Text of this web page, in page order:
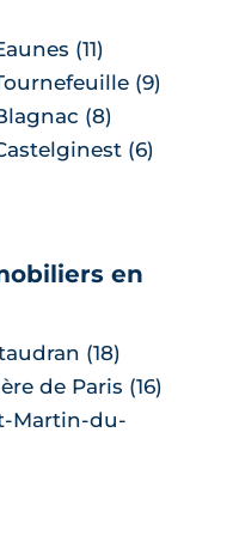
(11)
(9)
(8)
(6)
(6)
(5)
Orens-de-
Tolosane
(4)
Saint-
(3)
en
(18)
de Paris (16)
Martin-du-
(10)